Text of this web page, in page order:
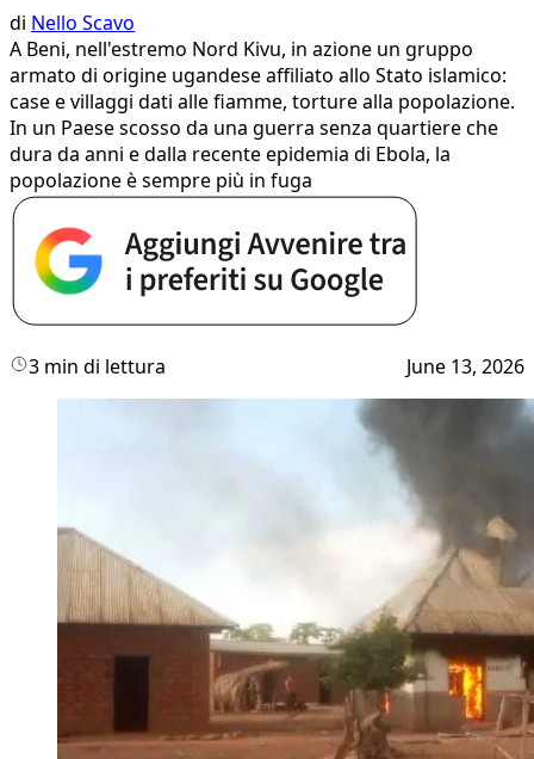
di Nello Scavo
A Beni, nell'estremo Nord Kivu, in azione un gruppo
armato di origine ugandese affiliato allo Stato islamico:
case e villaggi dati alle fiamme, torture alla popolazione.
In un Paese scosso da una guerra senza quartiere che
dura da anni e dalla recente epidemia di Ebola, la
popolazione è sempre più in fuga
3 min di lettura June 13, 2026